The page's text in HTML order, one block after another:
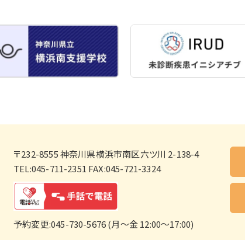
〒232-8555神奈川県横浜市南区六ツ川 2-138-4
TEL:045-711-2351 FAX:045-721-3324
予約変更:045-730-5676 (月～金 12:00～17:00)